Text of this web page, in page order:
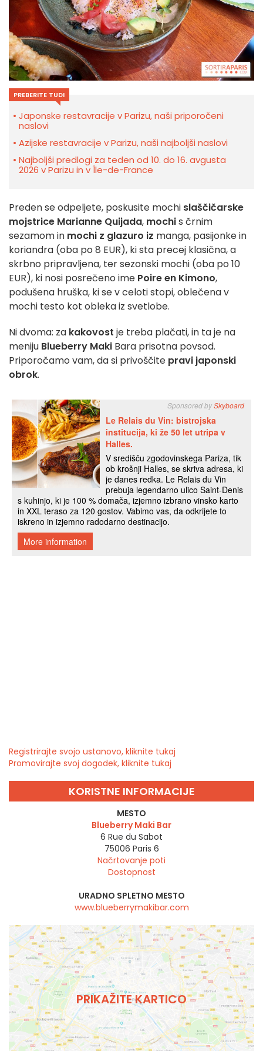
PREBERITE TUDI
Japonske restavracije v Parizu, naši priporočeni
naslovi
Azijske restavracije v Parizu, naši najboljši naslovi
Najboljši predlogi za teden od 10. do 16. avgusta
2026 v Parizu in v Île-de-France
Preden se odpeljete, poskusite mochi slaščičarske
mojstrice Marianne Quijada, mochis črnim
sezamom in mochi z glazuro iz manga, pasijonke in
koriandra (oba po 8 EUR), ki sta precej klasična, a
skrbno pripravljena, ter sezonski mochi (oba po 10
EUR), ki nosi posrečeno ime Poire en Kimono,
podušena hruška, ki se v celoti stopi, oblečena v
mochi testo kot obleka iz svetlobe.
Ni dvoma: za kakovost je treba plačati, in ta je na
meniju Blueberry Maki Bara prisotna povsod.
Priporočamo vam, da si privoščite pravi japonski
obrok.
Registrirajte svojo ustanovo, kliknite tukaj
Promovirajte svoj dogodek, kliknite tukaj
KORISTNE INFORMACIJE
MESTO
Blueberry Maki Bar
6 Rue du Sabot
75006 Paris 6
Načrtovanje poti
Dostopnost
URADNO SPLETNO MESTO
www.blueberrymakibar.com
PRIKAŽITE KARTICO